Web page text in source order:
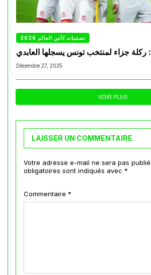
تصفيات كأس العالم 2026
ركلة جزاء لمنتخب تونس يسجلها العابدي
Décembre 27, 2025
VOIR PLUS
LAISSER UN COMMENTAIRE
Votre adresse e-mail ne sera pas
obligatoires sont indiqués avec *
Commentaire *